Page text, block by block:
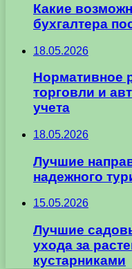
Какие
бухгалтера
18.05.2026
Нормативное
торговли и
учета
18.05.2026
Лучшие
надежного
15.05.2026
Лучшие
ухода за
кустарниками